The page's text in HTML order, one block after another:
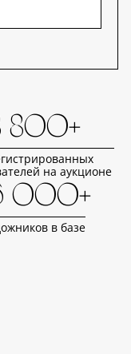
800+
на аукционе
000+
в базе